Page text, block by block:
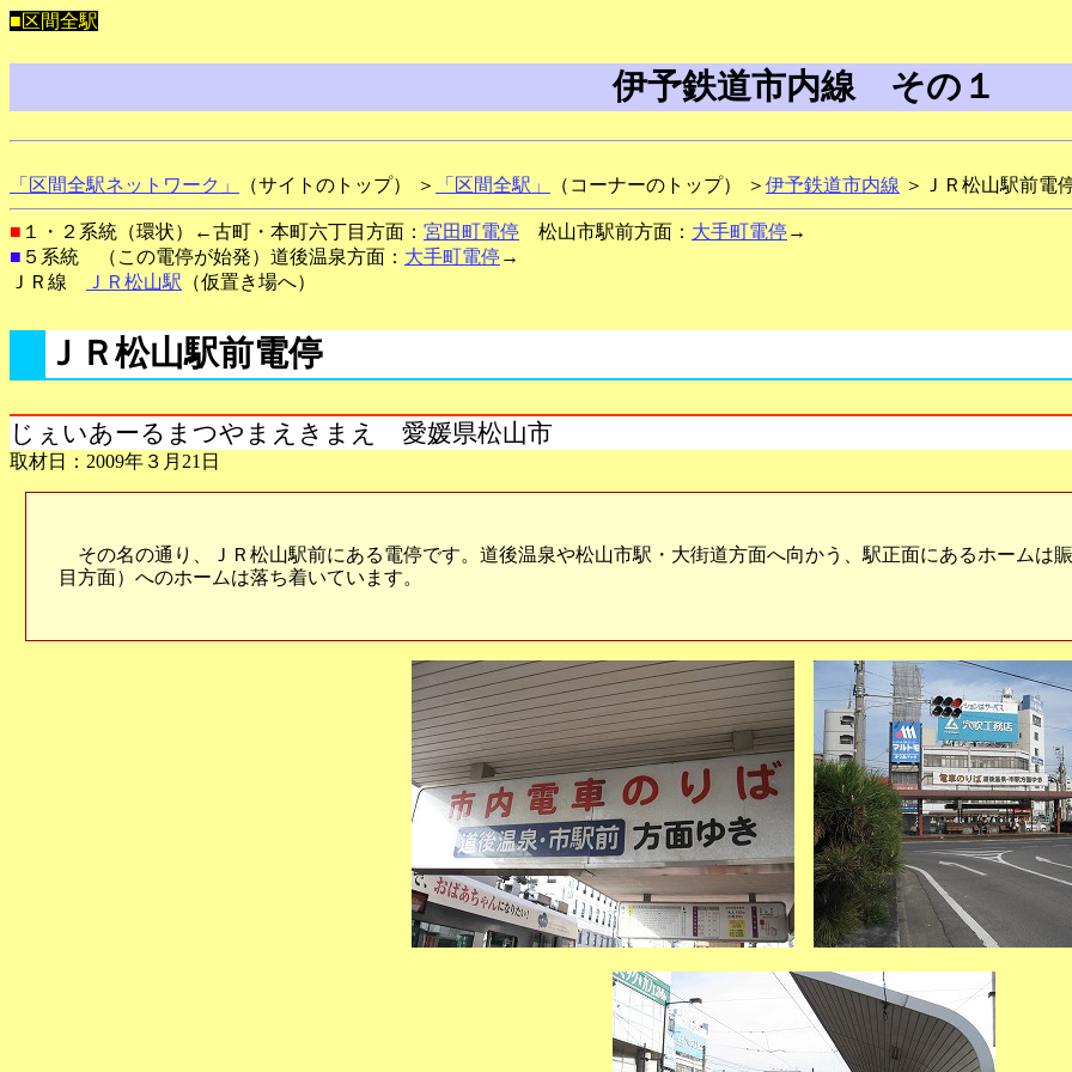
■区間全駅
伊予鉄道市内線 その１
「区間全駅ネットワーク」 （サイトのトップ） ＞ 「区間全駅」 （コーナーのトップ） ＞ 伊予鉄道市内線 ＞ＪＲ松山駅前電
■ １・２系統（環状）←古町・本町六丁目方面： 宮田町電停 松山市駅前方面： 大手町電停→
■ ５系統 （この電停が始発）道後温泉方面： 大手町電停→
ＪＲ線
ＪＲ松山駅 （仮置き場へ）
ＪＲ松山駅前電停
じぇいあーるまつやまえきまえ 愛媛県松山市
取材日：2009年３月21日
その名の通り、ＪＲ松山駅前にある電停です。道後温泉や松山市駅・大街道方面へ向かう、駅正面にあるホームは
目方面）へのホームは落ち着いています。